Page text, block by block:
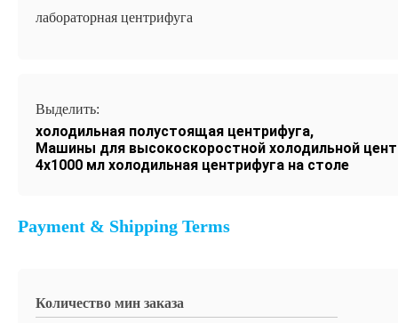
лабораторная центрифуга
Выделить:
холодильная полустоящая центрифуга,
Машины для высокоскоростной холодильной
4x1000 мл холодильная центрифуга на столе
Payment & Shipping Terms
Количество мин заказа